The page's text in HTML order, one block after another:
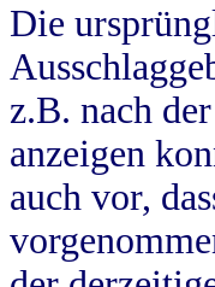
Die
z.B. nach
anzeigen
auch vor,